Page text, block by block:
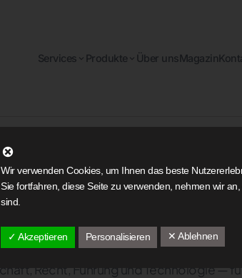
Services Produkte Über unsMagazin
für
Recht, Führung und Technologie —
Wir verwenden Cookies, um Ihnen das beste
Sie fortfahren, diese Seite zu verwenden, nehmen wir
sind.
✓ Akzeptieren Personalisieren ✕ Ablehnen